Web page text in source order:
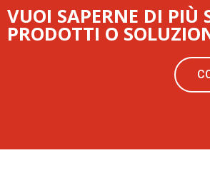
VUOI SAPERNE DI PIÙ
PRODOTTI O